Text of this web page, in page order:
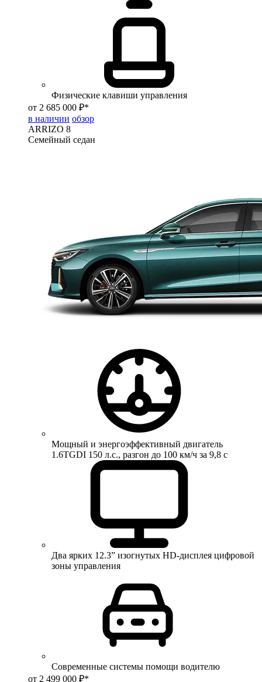
Физические клавиши управления
от 2 685 000 ₽*
в наличии обзор
ARRIZO 8
Семейный седан
Мощный и энергоэффективный двигатель
1.6TGDI 150 л.с., разгон до 100 км/ч за 9,8 с
Два ярких 12.3” изогнутых HD-дисплея цифровой
зоны управления
Современные системы помощи водителю
от 2 499 000 ₽*